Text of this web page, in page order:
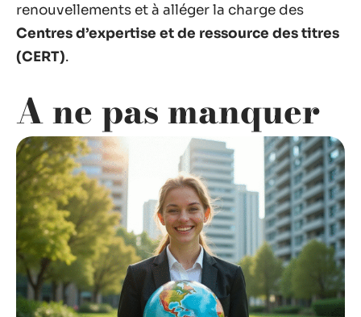
renouvellements et à alléger la charge des
Centres d’expertise et de ressource des titres
(CERT).
A ne pas manquer